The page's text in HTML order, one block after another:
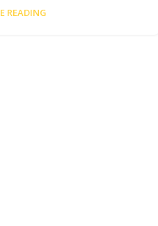
READING